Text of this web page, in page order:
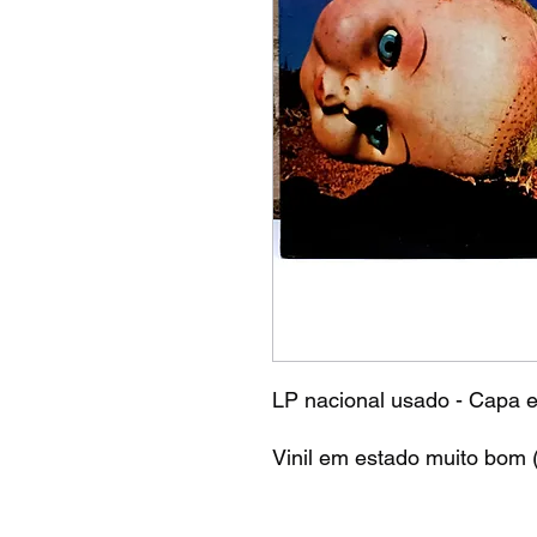
LP nacional usado - Capa
Vinil em estado muito bom